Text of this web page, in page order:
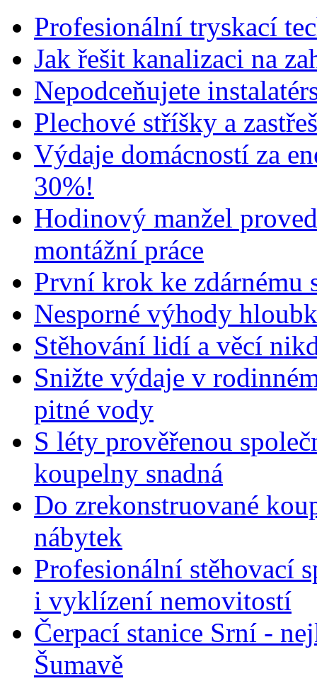
Profesionální tryskací
Jak řešit kanalizaci na
Nepodceňujete
Plechové stříšky a
Výdaje domácností za
30%!
Hodinový manžel
montážní práce
První krok ke zdárnému
Nesporné výhody
Stěhování lidí a věcí
Snižte výdaje v
pitné vody
S léty prověřenou
koupelny snadná
Do zrekonstruované
nábytek
Profesionální stěhovací
i vyklízení nemovitostí
Čerpací stanice Srní -
Šumavě